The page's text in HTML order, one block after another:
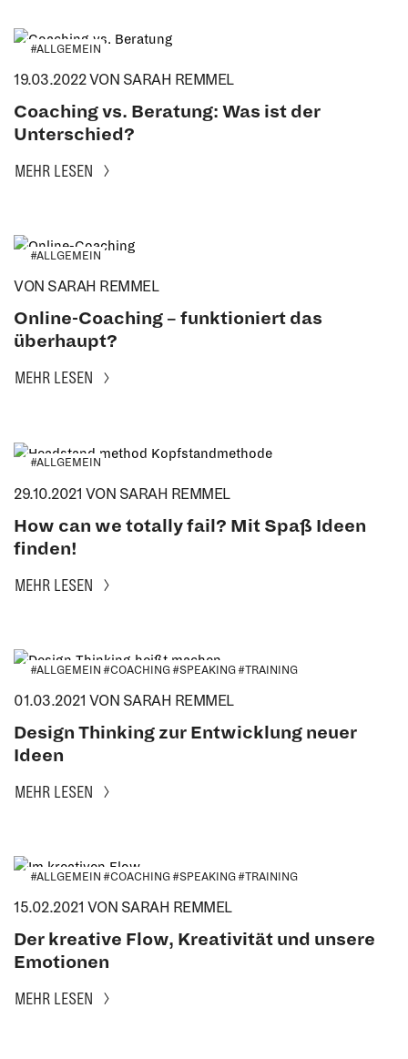
#ALLGEMEIN
19.03.2022 VON SARAH REMMEL
Coaching vs. Beratung: Was ist der
Unterschied?
MEHR LESEN
#ALLGEMEIN
VON SARAH REMMEL
Online-Coaching – funktioniert das
überhaupt?
MEHR LESEN
#ALLGEMEIN
29.10.2021 VON SARAH REMMEL
How can we totally fail? Mit Spaß Ideen
finden!
MEHR LESEN
#ALLGEMEIN #COACHING #SPEAKING #TRAINING
01.03.2021 VON SARAH REMMEL
Design Thinking zur Entwicklung neuer
Ideen
MEHR LESEN
#ALLGEMEIN #COACHING #SPEAKING #TRAINING
15.02.2021 VON SARAH REMMEL
Der kreative Flow, Kreativität und unsere
Emotionen
MEHR LESEN